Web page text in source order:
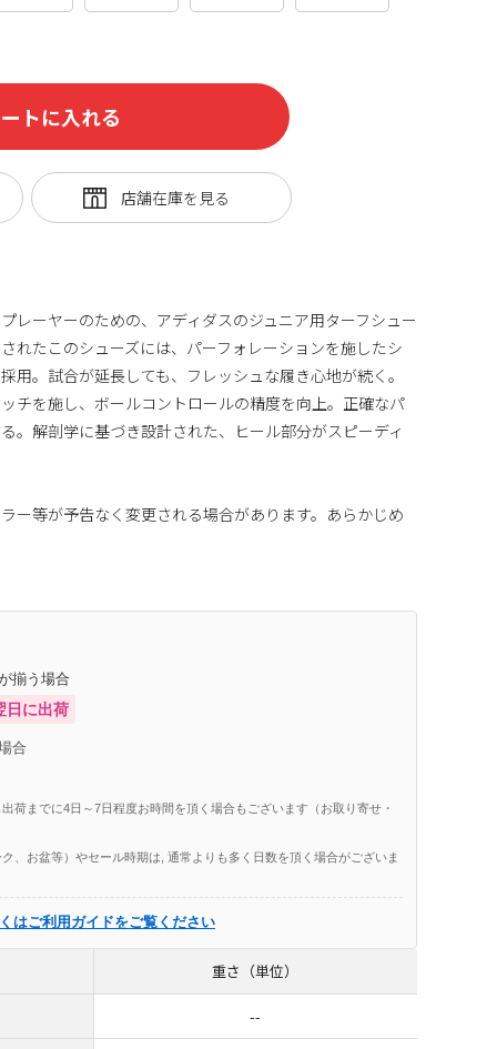
トに入れる
レーヤーのための、アディダスのジュニア用ターフシュー
れたこのシューズには、パーフォレーションを施したシ
用。試合が延長しても、フレッシュな履き心地が続く。
チを施し、ボールコントロールの精度を向上。正確なパ
。解剖学に基づき設計された、ヒール部分がスピーディ
ー等が予告なく変更される場合があります。あらかじめ
揃う場合
日に出荷
合
荷までに4日～7日程度お時間を頂く場合もございます（お取り寄せ・
、お盆等）やセール時期は, 通常よりも多く日数を頂く場合がございま
はご利用ガイドをご覧ください
重さ（単位）
--